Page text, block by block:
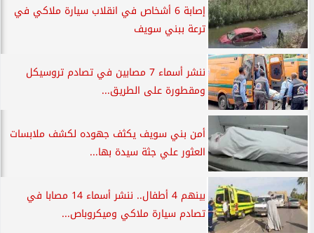
إصابة 6 أشخاص في انقلاب سيارة ملاكي في
ترعة ببني سويف
ننشر أسماء 7 مصابين في تصادم تروسيكل
ومقطورة على الطريق...
أمن بني سويف يكثف جهوده لكشف ملابسات
العثور علي جثة سيدة بها...
بينهم 4 أطفال.. ننشر أسماء 14 مصابا في
تصادم سيارة ملاكي وميكروباص...